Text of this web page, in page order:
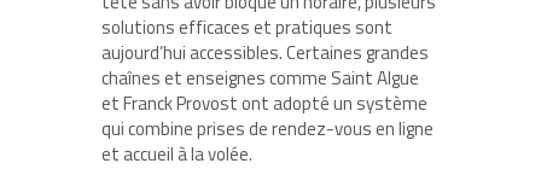
solutions efficaces et pratiques sont
aujourd’hui accessibles. Certaines grandes
chaînes et enseignes comme Saint Algue
et Franck Provost ont adopté un système
qui combine prises de rendez-vous en ligne
et accueil à la volée.